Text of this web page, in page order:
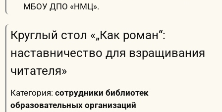
МБОУ ДПО «НМЦ».
Круглый стол «„Как роман“:
наставничество для взращивания
читателя»
Категория: сотрудники библиотек
образовательных организаций